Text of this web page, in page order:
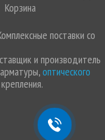
Корзина
поставки со
и производитель
оптического